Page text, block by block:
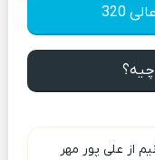
320
از علی پور مهر